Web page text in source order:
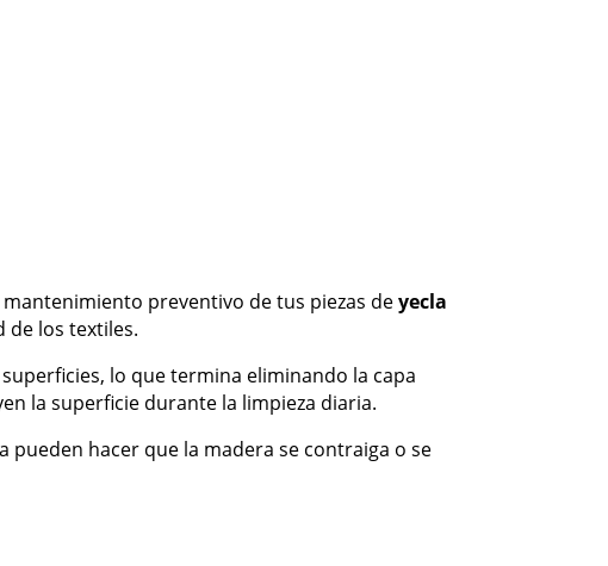
preventivo de tus piezas deyecla
de los textiles.
lo que termina eliminando la capa
la superficie durante la limpieza diaria.
hacer que la madera se contraiga o se